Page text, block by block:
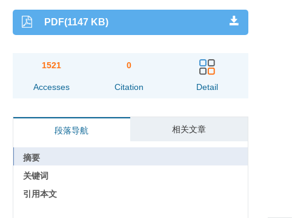
PDF(1147 KB)
1521
Accesses
0
Citation Detail
段落导航 相关文章
摘要
关键词
引用本文